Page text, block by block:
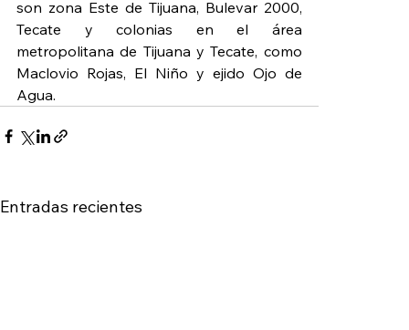
son zona Este de Tijuana, Bulevar 2000,
Tecate y colonias en el área
metropolitana de Tijuana y Tecate, como
Maclovio Rojas, El Niño y ejido Ojo de
Agua.
Entradas recientes